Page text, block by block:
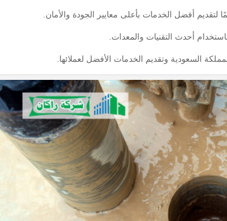
لتقديم أفضل الخدمات بأعلى معايير الجودة والأمان.
أحدث التقنيات والمعدات.
السعودية وتقديم الخدمات الأفضل لعملائها.